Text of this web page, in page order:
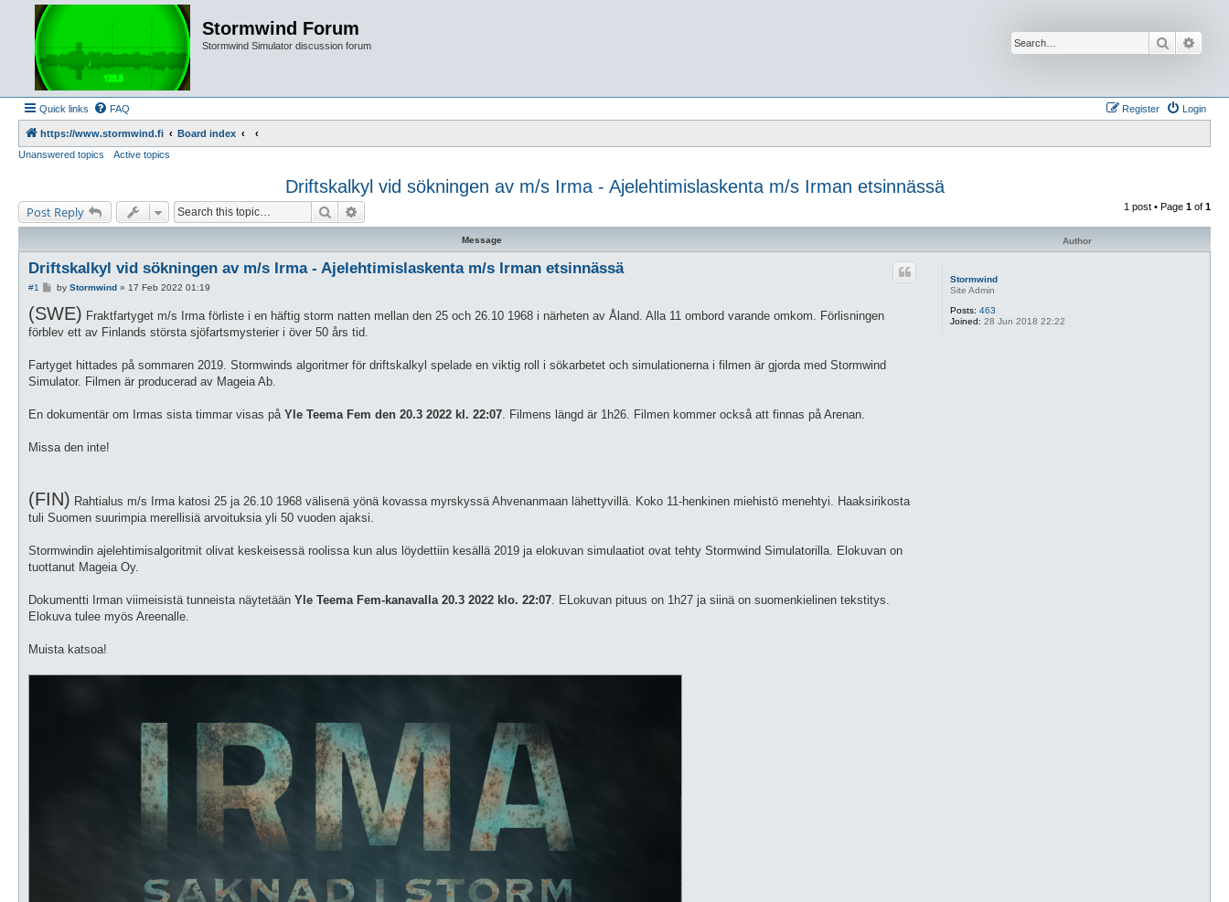
Stormwind Forum
Stormwind Simulator discussion forum Search
Quick links FAQ Login
Register
https://www.stormwind.fi
Board index
Unanswered topics
Active topics
Driftskalkyl vid sökningen av m/s Irma - Ajelehtimislaskenta m/s Irman etsinnässä
Post Reply Search 1 post • Page 1 of 1
Message Author
Stormwind
Site Admin
Posts: 463
Joined: 28 Jun 2018 22:22
Driftskalkyl vid sökningen av m/s Irma - Ajelehtimislaskenta m/s Irman etsinnässä
#1
P
s
t
by Stormwind» 17 Feb 2022 01:19
(SWE) Fraktfartyget m/s Irma förliste i en häftig storm natten mellan den 25 och 26.10 1968 i närheten av Åland. Alla 11 ombord varande omkom. Förlisningen
förblev ett av Finlands största sjöfartsmysterier i över 50 års tid.
Fartyget hittades på sommaren 2019. Stormwinds algoritmer för driftskalkyl spelade en viktig roll i sökarbetet och simulationerna i filmen är gjorda med Stormwind
Simulator. Filmen är producerad av Mageia Ab.
En dokumentär om Irmas sista timmar visas på Yle Teema Fem den 20.3 2022 kl. 22:07. Filmens längd är 1h26. Filmen kommer också att finnas på Arenan.
Missa den inte!
(FIN) Rahtialus m/s Irma katosi 25 ja 26.10 1968 välisenä yönä kovassa myrskyssä Ahvenanmaan lähettyvillä. Koko 11-henkinen miehistö menehtyi. Haaksirikosta
tuli Suomen suurimpia merellisiä arvoituksia yli 50 vuoden ajaksi.
Stormwindin ajelehtimisalgoritmit olivat keskeisessä roolissa kun alus löydettiin kesällä 2019 ja elokuvan simulaatiot ovat tehty Stormwind Simulatorilla. Elokuvan on
tuottanut Mageia Oy.
Dokumentti Irman viimeisistä tunneista näytetään Yle Teema Fem-kanavalla 20.3 2022 klo. 22:07. ELokuvan pituus on 1h27 ja siinä on suomenkielinen tekstitys.
Elokuva tulee myös Areenalle.
Muista katsoa!